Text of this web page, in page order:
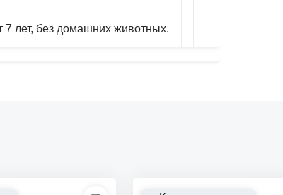
лет, без домашних животных.